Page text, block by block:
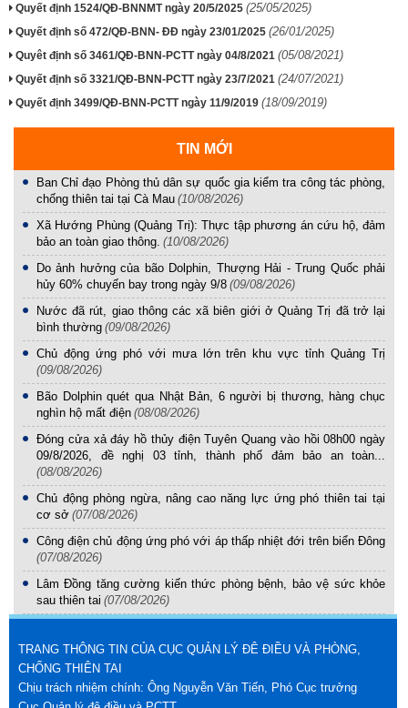
Quyết định 1524/QĐ-BNNMT ngày 20/5/2025 (25/05/2025)
Quyết định số 472/QĐ-BNN- ĐĐ ngày 23/01/2025 (26/01/2025)
Quyêt định số 3461/QĐ-BNN-PCTT ngày 04/8/2021 (05/08/2021)
Quyết định số 3321/QĐ-BNN-PCTT ngày 23/7/2021 (24/07/2021)
Quyết định 3499/QĐ-BNN-PCTT ngày 11/9/2019 (18/09/2019)
TIN MỚI
Ban Chỉ đạo Phòng thủ dân sự quốc gia kiểm tra công tác phòng,
chống thiên tai tại Cà Mau (10/08/2026)
Xã Hướng Phùng (Quảng Trị): Thực tập phương án cứu hộ, đảm
bảo an toàn giao thông. (10/08/2026)
Do ảnh hưởng của bão Dolphin, Thượng Hải - Trung Quốc phải
hủy 60% chuyến bay trong ngày 9/8 (09/08/2026)
Nước đã rút, giao thông các xã biên giới ở Quảng Trị đã trở lại
bình thường (09/08/2026)
Chủ động ứng phó với mưa lớn trên khu vực tỉnh Quảng Trị
(09/08/2026)
Bão Dolphin quét qua Nhật Bản, 6 người bị thương, hàng chục
nghìn hộ mất điện (08/08/2026)
Đóng cửa xả đáy hồ thủy điện Tuyên Quang vào hồi 08h00 ngày
09/8/2026, đề nghị 03 tỉnh, thành phố đảm bảo an toàn...
(08/08/2026)
Chủ động phòng ngừa, nâng cao năng lực ứng phó thiên tai tại
cơ sở (07/08/2026)
Công điện chủ động ứng phó với áp thấp nhiệt đới trên biển Đông
(07/08/2026)
Lâm Đồng tăng cường kiến thức phòng bệnh, bảo vệ sức khỏe
sau thiên tai (07/08/2026)
TRANG THÔNG TIN CỦA CỤC QUẢN LÝ ĐÊ ĐIỀU VÀ PHÒNG,
CHỐNG THIÊN TAI
Chịu trách nhiệm chính: Ông Nguyễn Văn Tiến, Phó Cục trưởng